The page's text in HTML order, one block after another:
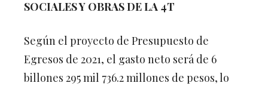
SOCIALES Y OBRAS DE LA 4T
Según el proyecto de Presupuesto de
Egresos de 2021, el gasto neto será de 6
billones 295 mil 736.2 millones de pesos, lo